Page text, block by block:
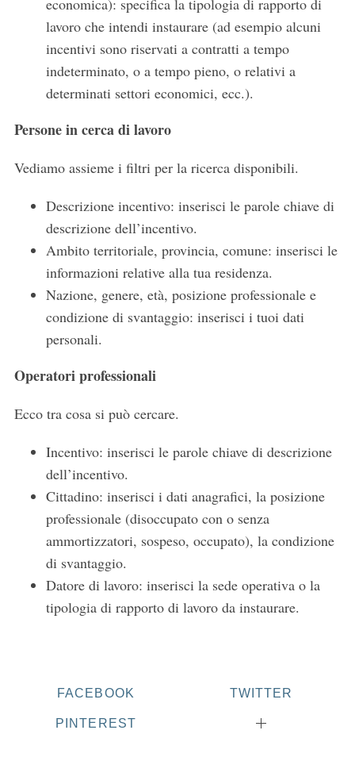
economica): specifica la tipologia di rapporto di
lavoro che intendi instaurare (ad esempio alcuni
incentivi sono riservati a contratti a tempo
indeterminato, o a tempo pieno, o relativi a
determinati settori economici, ecc.).
Persone in cerca di lavoro
Vediamo assieme i filtri per la ricerca disponibili.
Descrizione incentivo: inserisci le parole chiave di
descrizione dell’incentivo.
Ambito territoriale, provincia, comune: inserisci le
informazioni relative alla tua residenza.
Nazione, genere, età, posizione professionale e
condizione di svantaggio: inserisci i tuoi dati
personali.
Operatori professionali
Ecco tra cosa si può cercare.
Incentivo: inserisci le parole chiave di descrizione
dell’incentivo.
Cittadino: inserisci i dati anagrafici, la posizione
professionale (disoccupato con o senza
ammortizzatori, sospeso, occupato), la condizione
di svantaggio.
Datore di lavoro: inserisci la sede operativa o la
tipologia di rapporto di lavoro da instaurare.
FACEBOOK TWITTER
PINTEREST
S
e
f